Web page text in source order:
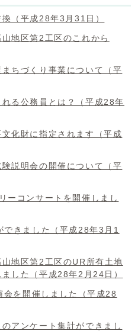
（平成28年3月31日）
地区第2工区のこれから
ちづくり事業について（平
る公務員とは？（平成28年
化財に指定されます（平成
説明会の開催について（平
ーコンサートを開催しまし
きました（平成28年3月1
地区第2工区のUR所有土地
した（平成28年2月24日）
を開催しました（平成28
アンケート集計ができまし